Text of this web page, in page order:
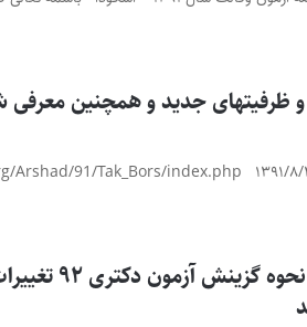
ظرفیتهای جدید و همچنین معرفی